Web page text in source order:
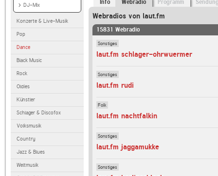
DJ-Mix
Konzerte & Live-Musik
Pop
Dance
Black Music
Rock
Oldies
Künstler
Schlager & Discofox
Volksmusik
Country
Jazz & Blues
Weltmusik
Info Webradio Programm
Webradios von laut.fm
15831 Webradio
Sonstiges
laut.fm schlager-ohrwuermer
Sonstiges
laut.fm rudi
Folk
laut.fm nachtfalkin
Sonstiges
laut.fm jaggamukke
Sonstiges